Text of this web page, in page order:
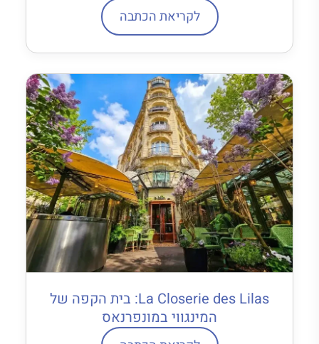
לקריאת הכתבה
La Closerie des Lilas: בית הקפה של
המינגווי במונפרנאס